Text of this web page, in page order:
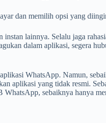
dan memilih opsi yang
lainnya. Selalu jaga
dalam aplikasi, segera
WhatsApp. Namun,
aplikasi yang tidak resmi.
sebaiknya hanya